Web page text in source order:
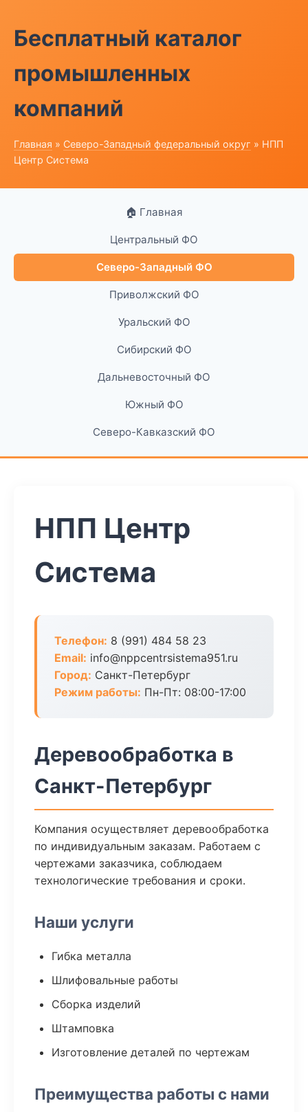
Бесплатный каталог
промышленных
компаний
Главная » Северо-Западный федеральный округ » НПП
Центр Система
🏠 Главная
Центральный ФО
Северо-Западный ФО
Приволжский ФО
Уральский ФО
Сибирский ФО
Дальневосточный ФО
Южный ФО
Северо-Кавказский ФО
НПП Центр
Система
Телефон: 8 (991) 484 58 23
Email: info@nppcentrsistema951.ru
Город: Санкт-Петербург
Режим работы: Пн-Пт: 08:00-17:00
Деревообработка в
Санкт-Петербург
Компания осуществляет деревообработка
по индивидуальным заказам. Работаем с
чертежами заказчика, соблюдаем
технологические требования и сроки.
Наши услуги
Гибка металла
Шлифовальные работы
Сборка изделий
Штамповка
Изготовление деталей по чертежам
Преимущества работы с нами